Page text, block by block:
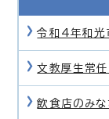
令和4年和光
文教厚生常
飲食店のみな